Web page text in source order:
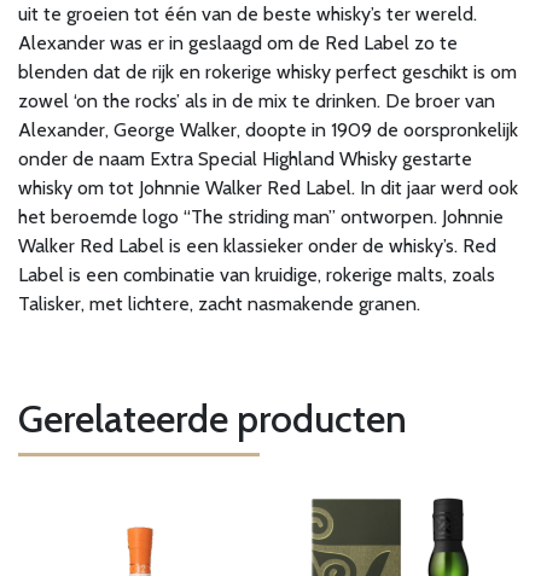
uit te groeien tot één van de beste whisky’s ter wereld.
Alexander was er in geslaagd om de Red Label zo te
blenden dat de rijk en rokerige whisky perfect geschikt is om
zowel ‘on the rocks’ als in de mix te drinken. De broer van
Alexander, George Walker, doopte in 1909 de oorspronkelijk
onder de naam Extra Special Highland Whisky gestarte
whisky om tot Johnnie Walker Red Label. In dit jaar werd ook
het beroemde logo “The striding man” ontworpen. Johnnie
Walker Red Label is een klassieker onder de whisky’s. Red
Label is een combinatie van kruidige, rokerige malts, zoals
Talisker, met lichtere, zacht nasmakende granen.
Gerelateerde producten